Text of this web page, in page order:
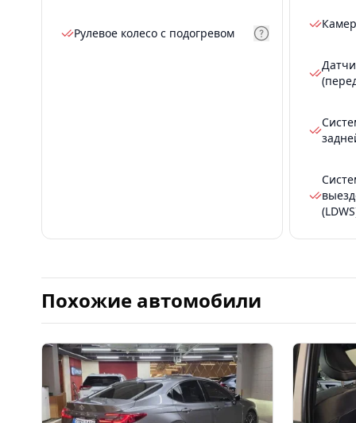
Рулевое колесо с подогревом
Похожие автомобили